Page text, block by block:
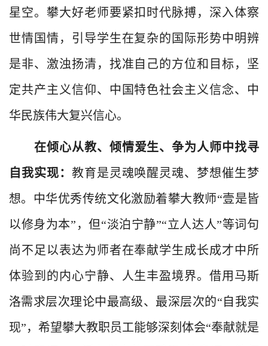
星空。攀大好老师要紧扣时代脉搏，深入体察
世情国情，引导学生在复杂的国际形势中明辨
是非、激浊扬清，找准自己的方位和目标，坚
定共产主义信仰、中国特色社会主义信念、中
华民族伟大复兴信心。
在倾心从教、倾情爱生、争为人师中找寻
自我实现： 教育是灵魂唤醒灵魂、梦想催生梦
想。中华优秀传统文化激励着攀大教师“壹是皆
以修身为本”，但“淡泊宁静”“立人达人”等词句
尚不足以表达为师者在奉献学生成长成才中所
体验到的内心宁静、人生丰盈境界。借用马斯
洛需求层次理论中最高级、最深层次的“自我实
现”，希望攀大教职员工能够深刻体会“奉献就是